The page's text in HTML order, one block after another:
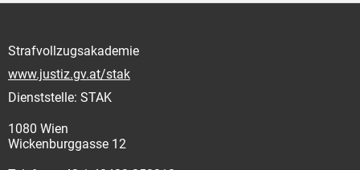
Strafvollzugsakademie
www.justiz.gv.at/stak
Dienststelle: STAK
1080 Wien
Wickenburggasse 12